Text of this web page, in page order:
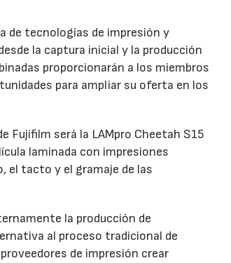
de tecnologías de impresión y
la captura inicial y la producción
proporcionarán a los miembros
para ampliar su oferta en los
Fujifilm será la LAMpro Cheetah S15
laminada con impresiones
el tacto y el gramaje de las
la producción de
al proceso tradicional de
de impresión crear